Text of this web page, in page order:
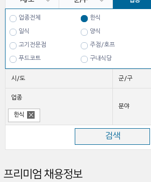
업종전체 한식
일식 양식
고기전문점 주점/호프
푸드코트 구내식당
시/도
군/구
업종
한식
분야
프리미엄 채용정보